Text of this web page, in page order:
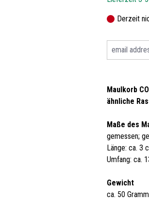
Derzeit
Maulkorb
ähnliche
Maße des
gemessen;
Länge: ca. 3
Umfang: ca.
Gewicht
ca. 50 Gramm